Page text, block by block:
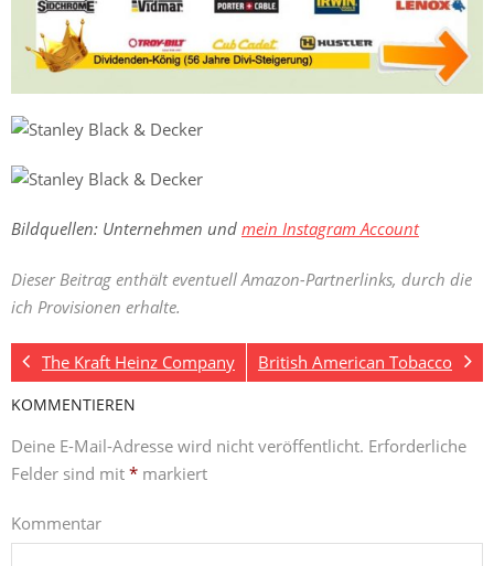
Bildquellen: Unternehmen und mein Instagram Account
Dieser Beitrag enthält eventuell Amazon-Partnerlinks, durch die
ich Provisionen erhalte.
The Kraft Heinz Company British American Tobacco
KOMMENTIEREN
Deine E-Mail-Adresse wird nicht veröffentlicht. Erforderliche
Felder sind mit * markiert
Kommentar